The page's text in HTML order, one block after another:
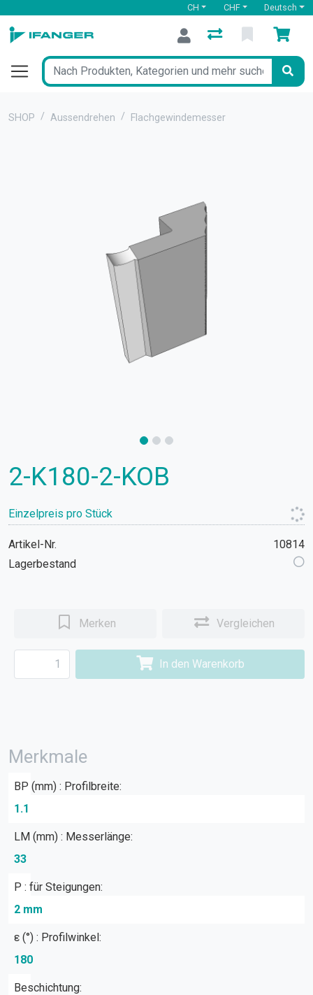
CH CHF Deutsch
SHOP Aussendrehen Flachgewindemesser
2-K180-2-KOB
Einzelpreis pro Stück
Artikel-Nr.
10814
Lagerbestand
Merken Vergleichen
In den Warenkorb
Merkmale
BP (mm) : Profilbreite:
1.1
LM (mm) : Messerlänge:
33
P : für Steigungen:
2 mm
ε (°) : Profilwinkel:
180
Beschichtung: